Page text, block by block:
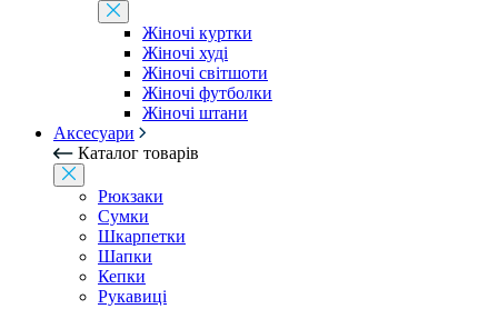
Жіночі куртки
Жіночі худі
Жіночі світшоти
Жіночі футболки
Жіночі штани
Аксесуари
Каталог товарів
Рюкзаки
Сумки
Шкарпетки
Шапки
Кепки
Рукавиці